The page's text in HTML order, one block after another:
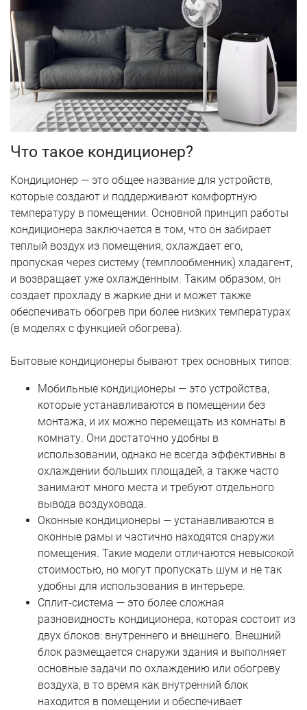
Что такое кондиционер?
Кондиционер — это общее название для устройств,
которые создают и поддерживают комфортную
температуру в помещении. Основной принцип работы
кондиционера заключается в том, что он забирает
теплый воздух из помещения, охлаждает его,
пропуская через систему (темплообменник) хладагент,
и возвращает уже охлажденным. Таким образом, он
создает прохладу в жаркие дни и может также
обеспечивать обогрев при более низких температурах
(в моделях с функцией обогрева).
Бытовые кондиционеры бывают трех основных типов:
Мобильные кондиционеры — это устройства,
которые устанавливаются в помещении без
монтажа, и их можно перемещать из комнаты в
комнату. Они достаточно удобны в
использовании, однако не всегда эффективны в
охлаждении больших площадей, а также часто
занимают много места и требуют отдельного
вывода воздуховода.
Оконные кондиционеры — устанавливаются в
оконные рамы и частично находятся снаружи
помещения. Такие модели отличаются невысокой
стоимостью, но могут пропускать шум и не так
удобны для использования в интерьере.
Сплит-система — это более сложная
разновидность кондиционера, которая состоит из
двух блоков: внутреннего и внешнего. Внешний
блок размещается снаружи здания и выполняет
основные задачи по охлаждению или обогреву
воздуха, в то время как внутренний блок
находится в помещении и обеспечивает